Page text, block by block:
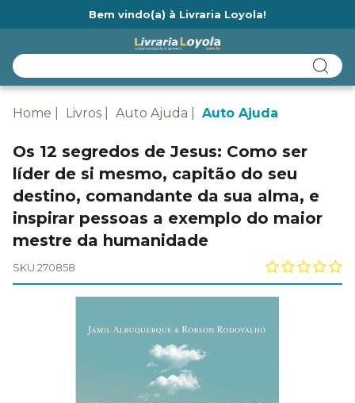
Bem vindo(a) à Livraria Loyola!
Home Livros Auto Ajuda Auto Ajuda
Os 12 segredos de Jesus: Como ser
líder de si mesmo, capitão do seu
destino, comandante da sua alma, e
inspirar pessoas a exemplo do maior
mestre da humanidade
SKU 270858